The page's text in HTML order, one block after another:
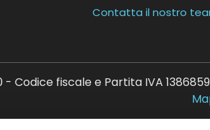
Contatta il nostro
Codice fiscale e Partita IVA